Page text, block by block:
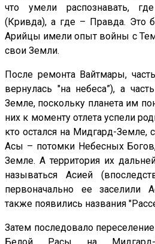
что умели распознавать,
(Кривда), а где – Правда. Это
Арийцы имели опыт войны с
свои Земли.
После ремонта Вайтмары,
вернулась "на небеса”), а
Земле, поскольку планета им
них к моменту отлета успели
кто остался на Мидгард-Земле,
Асы – потомки Небесных
Земле. А территория их
называться Асией
первоначально ее заселили
также появились названия
Затем последовало